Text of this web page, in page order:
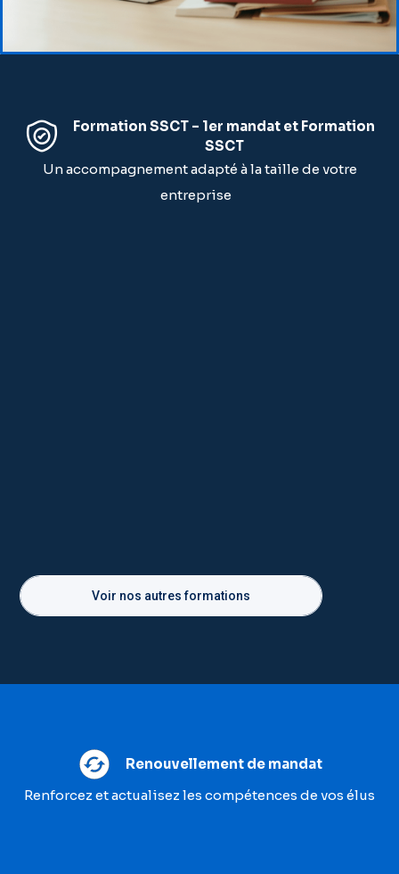
Formation SSCT – 1er mandat et Formation
SSCT
Un accompagnement adapté à la taille de votre
entreprise
Voir nos autres formations
Renouvellement de mandat
Renforcez et actualisez les compétences de vos élus